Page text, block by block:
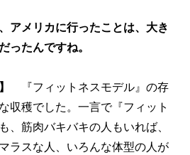
メリカに行ったことは、大き
ったんですね。
『フィットネスモデル』の存
収穫でした。一言で『フィット
、筋肉バキバキの人もいれば、
ラスな人、いろんな体型の人が